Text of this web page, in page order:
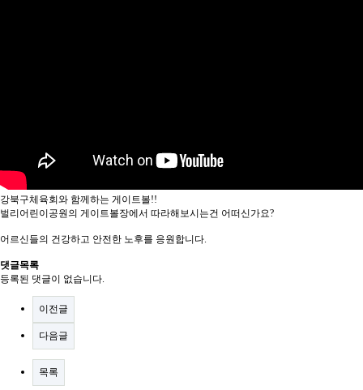
강북구체육회와 함께하는 게이트볼!!
벌리어린이공원의 게이트볼장에서 따라해보시는건 어떠신가요?
어르신들의 건강하고 안전한 노후를 응원합니다.
댓글목록
등록된 댓글이 없습니다.
이전글
다음글
목록